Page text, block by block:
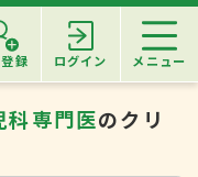
録 ログイン メニュー
科専門医のクリ